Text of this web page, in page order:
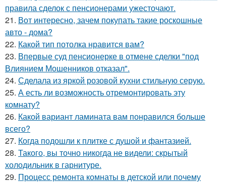
правила сделок с пенсионерами ужесточают.
21. Вот интересно, зачем покупать такие роскошные
авто - дома?
22. Какой тип потолка нравится вам?
23. Впервые суд пенсионерке в отмене сделки "под
Влиянием Мошенников отказал".
24. Сделала из яркой розовой кухни стильную серую.
25. А есть ли возможность отремонтировать эту
комнату?
26. Какой вариант ламината вам понравился больше
всего?
27. Когда подошли к плитке с душой и фантазией.
28. Такого, вы точно никогда не видели: скрытый
холодильник в гарнитуре.
29. Процесс ремонта комнаты в детской или почему